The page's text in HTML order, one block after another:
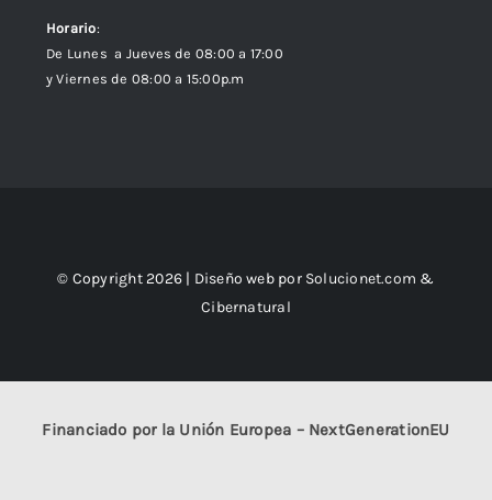
Horario:
De Lunes a Jueves de 08:00 a 17:00
y Viernes de 08:00 a 15:00p.m
© Copyright 2026 | Diseño web por Solucionet.com &
Cibernatural
Financiado por la Unión Europea – NextGenerationEU